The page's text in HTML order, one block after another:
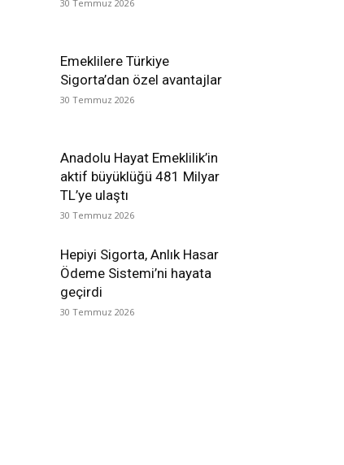
30 Temmuz 2026
Emeklilere Türkiye
Sigorta’dan özel avantajlar
30 Temmuz 2026
Anadolu Hayat Emeklilik’in
aktif büyüklüğü 481 Milyar
TL’ye ulaştı
30 Temmuz 2026
Hepiyi Sigorta, Anlık Hasar
Ödeme Sistemi’ni hayata
geçirdi
30 Temmuz 2026